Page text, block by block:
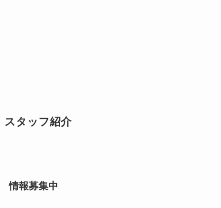
スタッフ紹介
情報募集中